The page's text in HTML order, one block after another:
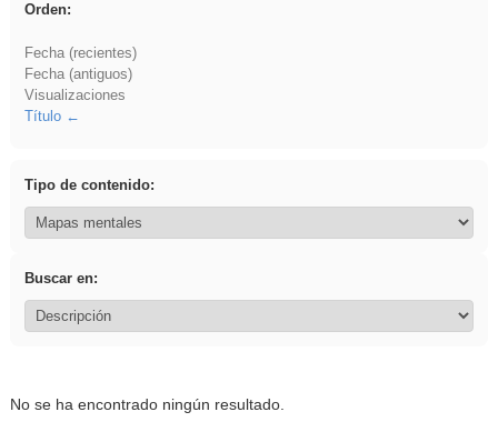
Orden:
Fecha (recientes)
Fecha (antiguos)
Visualizaciones
Título
Tipo de contenido:
Buscar en:
No se ha encontrado ningún resultado.